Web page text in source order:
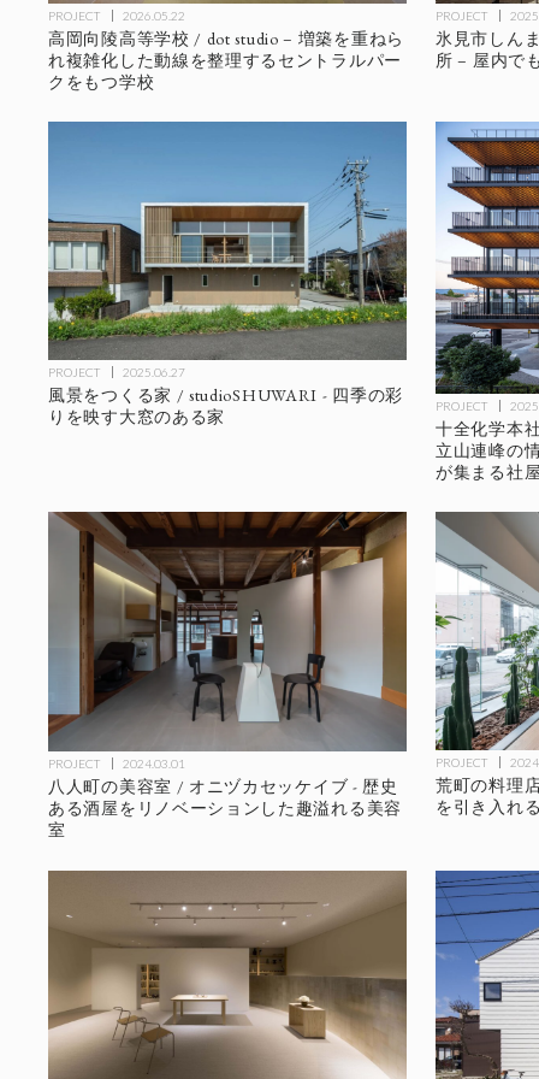
PROJECT 2026.05.22
高岡向陵高等学校 / dot studio – 増築を重ねら
れ複雑化した動線を整理するセントラルパー
クをもつ学校
PROJECT
氷見市しん
所 – 屋内で
PROJECT 2025.06.27
風景をつくる家 / studioSHUWARI - 四季の彩
りを映す大窓のある家
PROJECT
十全化学本
立山連峰の
が集まる社
PROJECT 2024.03.01
八人町の美容室 / オニヅカセッケイブ - 歴史
ある酒屋をリノベーションした趣溢れる美容
室
PROJECT
荒町の料理
を引き入れ